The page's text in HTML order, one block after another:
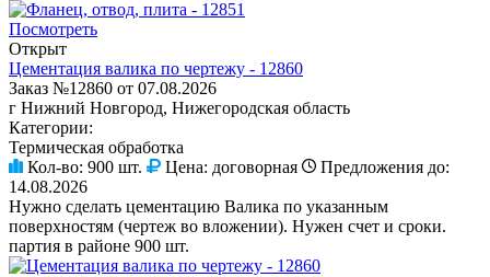
Посмотреть
Открыт
Цементация валика по чертежу - 12860
Заказ №12860 от 07.08.2026
г Нижний Новгород, Нижегородская область
Категории:
Термическая обработка
Кол-во: 900 шт. Цена: договорная
Предложения до:
14.08.2026
Нужно сделать цементацию Валика по указанным
поверхностям (чертеж во вложении). Нужен счет и сроки.
партия в районе 900 шт.